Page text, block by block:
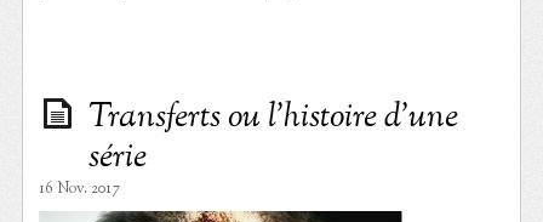
Transferts ou l’histoire d’une
série
16 Nov. 2017